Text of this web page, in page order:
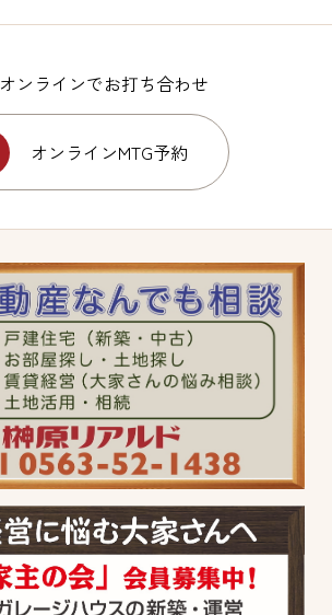
オンラインでお打ち合わせ
オンラインMTG予約